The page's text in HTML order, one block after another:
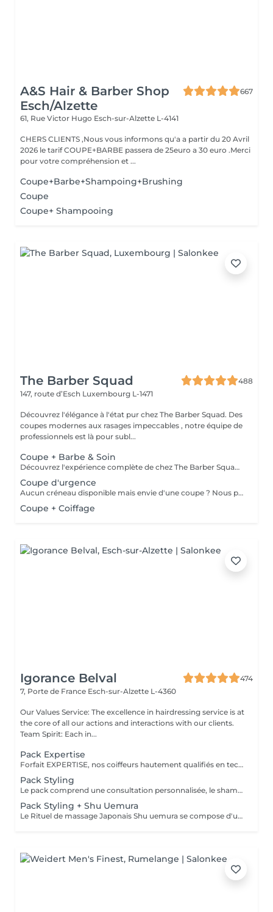
A&S Hair & Barber Shop
Esch/Alzette
667
61, Rue Victor Hugo Esch-sur-Alzette L-4141
CHERS CLIENTS ,Nous vous informons qu'a a partir du 20 Avril
2026 le tarif COUPE+BARBE passera de 25euro a 30 euro .Merci
pour votre compréhension et ...
Coupe+Barbe+Shampoing+Brushing
Coupe
Coupe+ Shampooing
The Barber Squad
488
147, route d’Esch Luxembourg L-1471
Découvrez l'élégance à l'état pur chez The Barber Squad. Des
coupes modernes aux rasages impeccables , notre équipe de
professionnels est là pour subl...
Coupe + Barbe & Soin
Découvrez l'expérience complète de chez The Barber Squad ! Shampooing & soins profonds + Coupe complète + Coiffage. Taille de Barbe & Contours à la lame & soins régénérant + Serviette Chaude & Froide + Nettoyage exfoliant du visage + Vapeur + Massage Relaxant + After Shave + Huile à barbe + Hydratation de la peau . Pour que votre expérience chez nous soit optimal , une boisson de votre choix vous est offerte !
Coupe d'urgence
Aucun créneau disponible mais envie d'une coupe ? Nous pouvons vous proposer un rendez-vous avant ou après nos horaires, ou durant la pause. Pour cette prestation, merci de contacter directement le shop.
Coupe + Coiffage
Igorance Belval
474
7, Porte de France Esch-sur-Alzette L-4360
Our Values Service: The excellence in hairdressing service is at
the core of all our actions and interactions with our clients.
Team Spirit: Each in...
Pack Expertise
Forfait EXPERTISE, nos coiffeurs hautement qualifiés en technique anglo-saxonne, en formation continu et diplômés d’une académie anglaise à Paris. Vous offre une séance d’une heure avec votre coach en suivi beauté. Ce pack inclus : 1 h de prestation Un diagnostique personnalisé Shampoing spécifique Haircare Conditioner spécifique Produit de coiffage Coupe Styling Produit de finition
Pack Styling
Le pack comprend une consultation personnalisée, le shampooing et le conditionneur spécifiques REDKEN/ SHU UEMURA , le séchage et les produits de styling REDKEN/ SHU UEMURA * Tarifs à titre indicatifs à confirmer après la consultation personnalisée établit auprès de votre coiffeur/stylist/spécialiste * La direction se réserve le droit d’apporter des modifications pour le bon fonctionnement du salon
Pack Styling + Shu Uemura
Le Rituel de massage Japonais Shu uemura se compose d'un shampooing et d'un soin d'une durée de 30 minutes pour une relaxation une une réparation intense du cheveu et ensuite le pack styling